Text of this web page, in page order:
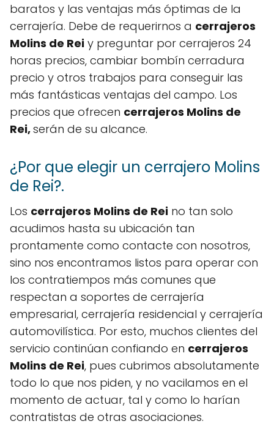
baratos y las ventajas más óptimas de la
cerrajería. Debe de requerirnos a cerrajeros
Molins de Rei y preguntar por cerrajeros 24
horas precios, cambiar bombín cerradura
precio y otros trabajos para conseguir las
más fantásticas ventajas del campo. Los
precios que ofrecen cerrajeros Molins de
Rei,serán de su alcance.
¿Por que elegir un cerrajero Molins
de Rei?.
Los cerrajeros Molins de Rei no tan solo
acudimos hasta su ubicación tan
prontamente como contacte con nosotros,
sino nos encontramos listos para operar con
los contratiempos más comunes que
respectan a soportes de cerrajería
empresarial, cerrajería residencial y cerrajería
automovilística. Por esto, muchos clientes del
servicio continúan confiando en cerrajeros
Molins de Rei, pues cubrimos absolutamente
todo lo que nos piden, y no vacilamos en el
momento de actuar, tal y como lo harían
contratistas de otras asociaciones.